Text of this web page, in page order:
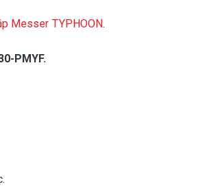
Messer TYPHOON.
PMYF.